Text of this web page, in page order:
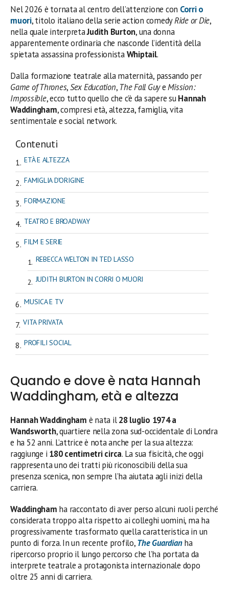
Nel 2026 è tornata al centro dell’attenzione con Corri o
muori, titolo italiano della serie action comedyRide or Die,
nella quale interpretaJudith Burton, una donna
apparentemente ordinaria che nasconde l’identità della
spietata assassina professionistaWhiptail.
Dalla formazione teatrale alla maternità, passando per
Game of Thrones,Sex Education, The Fall GuyeMission:
Impossible, ecco tutto quello che c’è da sapere suHannah
Waddingham, compresi età, altezza, famiglia, vita
sentimentale e social network.
Contenuti
ETÀ E ALTEZZA
FAMIGLIA D'ORIGINE
FORMAZIONE
TEATRO E BROADWAY
FILM E SERIE
REBECCA WELTON IN TED LASSO
JUDITH BURTON IN CORRI O MUORI
MUSICA E TV
VITA PRIVATA
PROFILI SOCIAL
Quando e dove è nata Hannah
Waddingham, età e altezza
Hannah Waddingham è nata il28 luglio 1974 a
Wandsworth, quartiere nella zona sud-occidentale di Londra
e ha 52 anni. L’attrice è nota anche per la sua altezza:
raggiunge i 180 centimetri circa. La sua fisicità, che oggi
rappresenta uno dei tratti più riconoscibili della sua
presenza scenica, non sempre l’ha aiutata agli inizi della
carriera.
Waddingham ha raccontato di aver perso alcuni ruoli perché
considerata troppo alta rispetto ai colleghi uomini, ma ha
progressivamente trasformato quella caratteristica in un
punto di forza. In un recente profilo,The Guardianha
ripercorso proprio il lungo percorso che l’ha portata da
interprete teatrale a protagonista internazionale dopo
oltre 25 anni di carriera.